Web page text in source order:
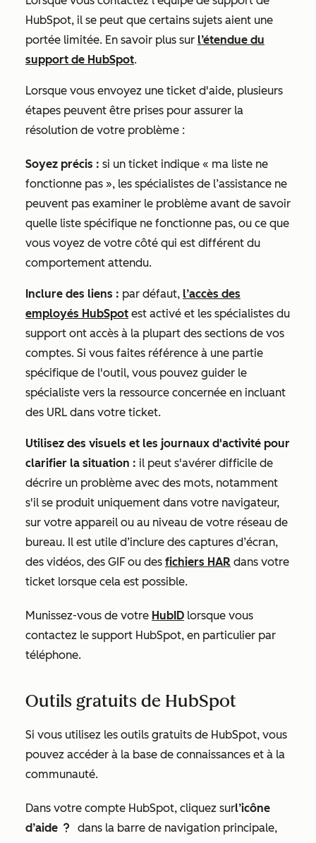
HubSpot, il se peut que certains sujets aient une
portée limitée. En savoir plus sur l’étendue du
support de HubSpot.
Lorsque vous envoyez une ticket d'aide, plusieurs
étapes peuvent être prises pour assurer la
résolution de votre problème :
Soyez précis : si un ticket indique « ma liste ne
fonctionne pas », les spécialistes de l’assistance ne
peuvent pas examiner le problème avant de savoir
quelle liste spécifique ne fonctionne pas, ou ce que
vous voyez de votre côté qui est différent du
comportement attendu.
Inclure des liens : par défaut, l’accès des
employés HubSpot est activé et les spécialistes du
support ont accès à la plupart des sections de vos
comptes. Si vous faites référence à une partie
spécifique de l'outil, vous pouvez guider le
spécialiste vers la ressource concernée en incluant
des URL dans votre ticket.
Utilisez des visuels et les journaux d'activité pour
clarifier la situation : il peut s'avérer difficile de
décrire un problème avec des mots, notamment
s'il se produit uniquement dans votre navigateur,
sur votre appareil ou au niveau de votre réseau de
bureau. Il est utile d’inclure des captures d’écran,
des vidéos, des GIF ou des fichiers HAR dans votre
ticket lorsque cela est possible.
Munissez-vous de votre HubID lorsque vous
contactez le support HubSpot, en particulier par
téléphone.
Outils gratuits de HubSpot
Si vous utilisez les outils gratuits de HubSpot, vous
pouvez accéder à la base de connaissances et à la
communauté.
Dans votre compte HubSpot, cliquez surl’icône
d’aide questioncircleIcon help
dans la barre de navigation principale,